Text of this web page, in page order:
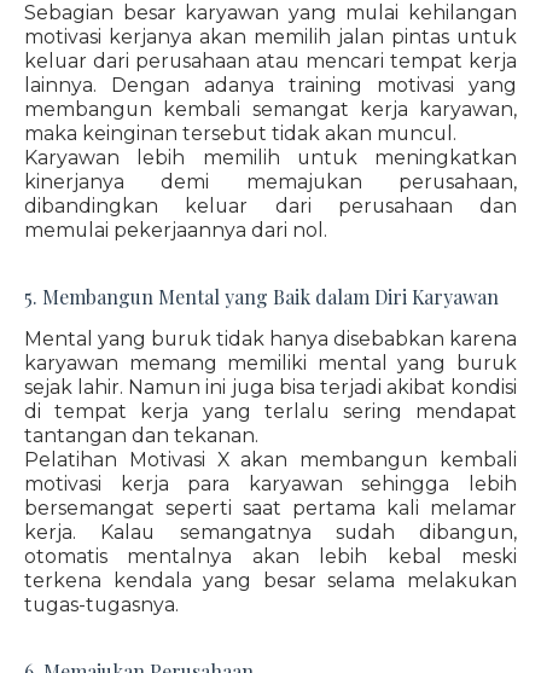
Sebagian besar karyawan yang mulai kehilangan
motivasi kerjanya akan memilih jalan pintas untuk
keluar dari perusahaan atau mencari tempat kerja
lainnya. Dengan adanya training motivasi yang
membangun kembali semangat kerja karyawan,
maka keinginan tersebut tidak akan muncul.
Karyawan lebih memilih untuk meningkatkan
kinerjanya demi memajukan perusahaan,
dibandingkan keluar dari perusahaan dan
memulai pekerjaannya dari nol.
5. Membangun Mental yang Baik dalam Diri Karyawan
Mental yang buruk tidak hanya disebabkan karena
karyawan memang memiliki mental yang buruk
sejak lahir. Namun ini juga bisa terjadi akibat kondisi
di tempat kerja yang terlalu sering mendapat
tantangan dan tekanan.
Pelatihan Motivasi X akan membangun kembali
motivasi kerja para karyawan sehingga lebih
bersemangat seperti saat pertama kali melamar
kerja. Kalau semangatnya sudah dibangun,
otomatis mentalnya akan lebih kebal meski
terkena kendala yang besar selama melakukan
tugas-tugasnya.